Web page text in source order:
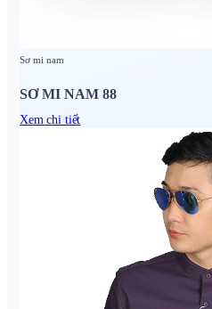
Sơ mi nam
SƠ MI NAM 88
Xem chi tiết